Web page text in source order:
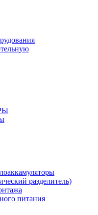
разделитель)
питания